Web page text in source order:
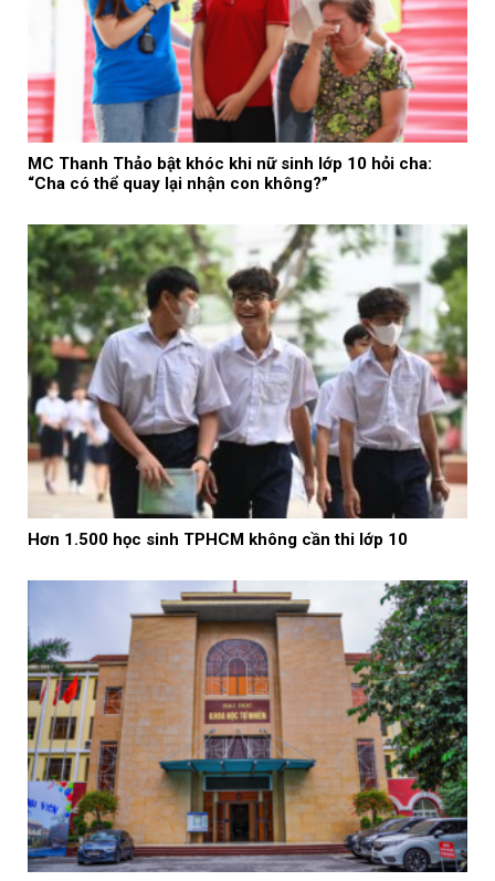
MC Thanh Thảo bật khóc khi nữ sinh lớp 10 hỏi cha:
“Cha có thể quay lại nhận con không?”
Hơn 1.500 học sinh TPHCM không cần thi lớp 10